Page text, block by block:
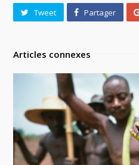
Tweet Partager
Articles connexes